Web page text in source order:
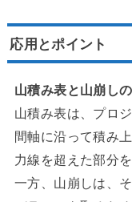
応用とポイント
山積み表と山崩し
山積み表は、プロ
間軸に沿って積み
力線を超えた部分
一方、山崩しは、